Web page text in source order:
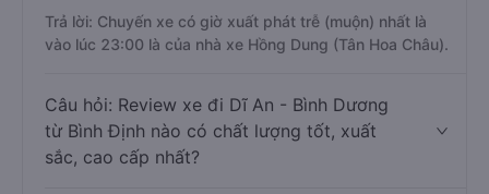
Trả lời: Chuyến xe có giờ xuất phát trễ (muộn) nhất là
vào lúc 23:00 là của nhà xe Hồng Dung (Tân Hoa Châu).
Câu hỏi: Review xe đi Dĩ An - Bình Dương
từ Bình Định nào có chất lượng tốt, xuất
sắc, cao cấp nhất?